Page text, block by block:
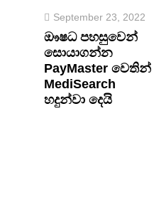
September 23, 2022
ඖෂධ පහසුවෙන්
සොයාගන්න
PayMaster වෙතින්
MediSearch
හදුන්වා දෙයි